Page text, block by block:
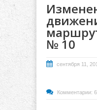
№ 10
сентября 11,
Комментарии: 6